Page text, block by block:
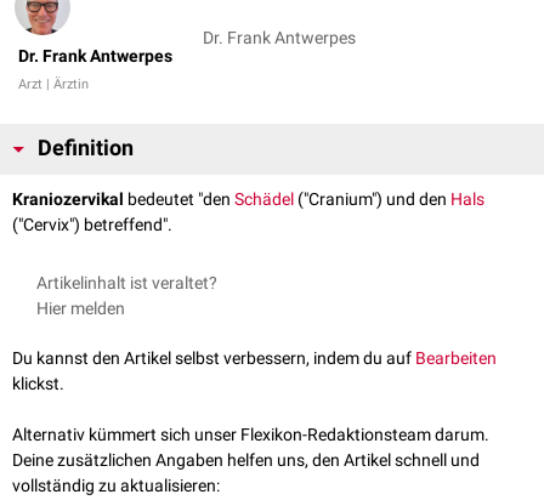
Dr. Frank Antwerpes
Arzt | Ärztin
Dr. Frank Antwerpes
Definition
Kraniozervikal bedeutet "den Schädel ("Cranium") und den Hals
("Cervix") betreffend".
Artikelinhalt ist veraltet?
Hier melden
Du kannst den Artikel selbst verbessern, indem du auf Bearbeiten
klickst.
Alternativ kümmert sich unser Flexikon-Redaktionsteam darum.
Deine zusätzlichen Angaben helfen uns, den Artikel schnell und
vollständig zu aktualisieren: